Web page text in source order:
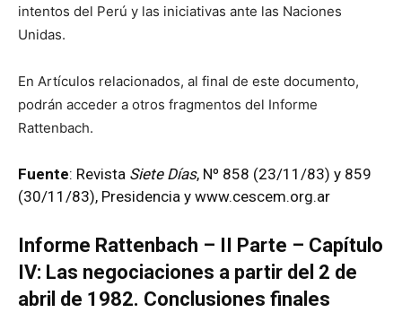
intentos del Perú y las iniciativas ante las Naciones
Unidas.
En Artículos relacionados, al final de este documento,
podrán acceder a otros fragmentos del Informe
Rattenbach.
Fuente: Revista Siete Días, Nº 858 (23/11/83) y 859
(30/11/83), Presidencia y www.cescem.org.ar
Informe Rattenbach – II Parte – Capítulo
IV: Las negociaciones a partir del 2 de
abril de 1982. Conclusiones finales